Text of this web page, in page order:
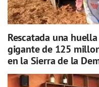
Rescatada una
gigante de 125
en la Sierra de la